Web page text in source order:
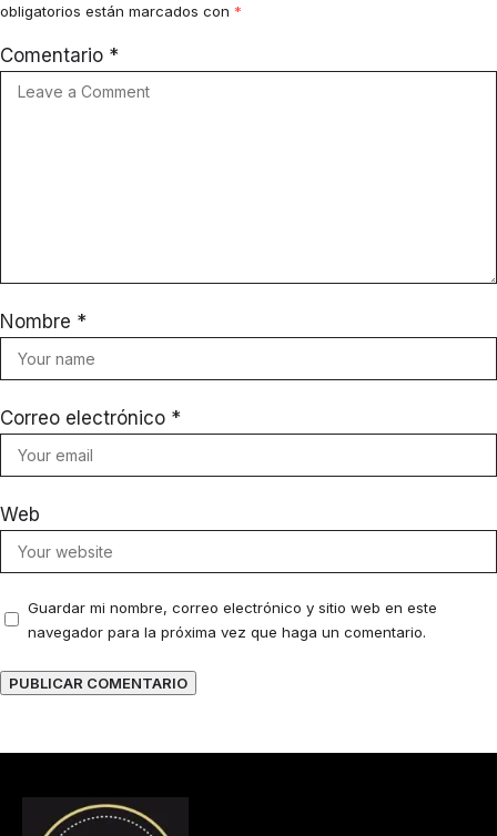
obligatorios están marcados con *
Comentario *
Nombre *
Correo electrónico *
Web
Guardar mi nombre, correo electrónico y sitio web en este
navegador para la próxima vez que haga un comentario.